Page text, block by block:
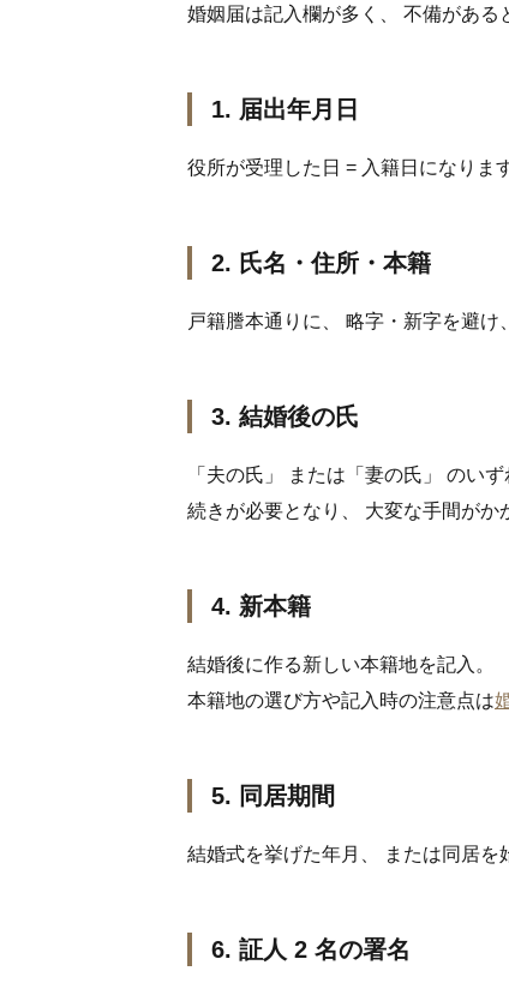
婚姻届は記入欄が多く、 不備がある
1. 届出年月日
役所が受理した日 = 入籍日になりま
2. 氏名・住所・本籍
戸籍謄本通りに、 略字・新字を避
3. 結婚後の氏
「夫の氏」 または「妻の氏」 のい
続きが必要となり、 大変な手間がか
4. 新本籍
結婚後に作る新しい本籍地を記入。
本籍地の選び方や記入時の注意点は
5. 同居期間
結婚式を挙げた年月、 または同居を
6. 証人 2 名の署名